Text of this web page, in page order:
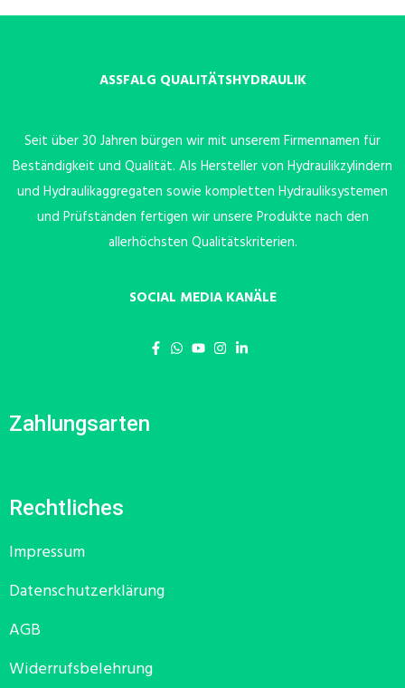
ASSFALG QUALITÄTSHYDRAULIK
Seit über 30 Jahren bürgen wir mit unserem Firmennamen für
Beständigkeit und Qualität. Als Hersteller von Hydraulikzylindern
und Hydraulikaggregaten sowie kompletten Hydrauliksystemen
und Prüfständen fertigen wir unsere Produkte nach den
allerhöchsten Qualitätskriterien.
SOCIAL MEDIA KANÄLE
Zahlungsarten
Rechtliches
Impressum
Datenschutzerklärung
AGB
Widerrufsbelehrung